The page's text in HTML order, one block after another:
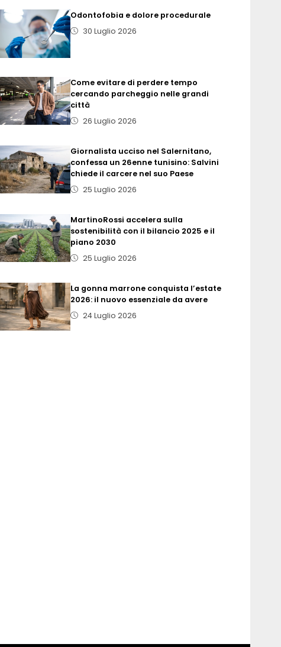
Odontofobia e dolore procedurale
30 Luglio 2026
Come evitare di perdere tempo
cercando parcheggio nelle grandi
città
26 Luglio 2026
Giornalista ucciso nel Salernitano,
confessa un 26enne tunisino: Salvini
chiede il carcere nel suo Paese
25 Luglio 2026
MartinoRossi accelera sulla
sostenibilità con il bilancio 2025 e il
piano 2030
25 Luglio 2026
La gonna marrone conquista l’estate
2026: il nuovo essenziale da avere
24 Luglio 2026